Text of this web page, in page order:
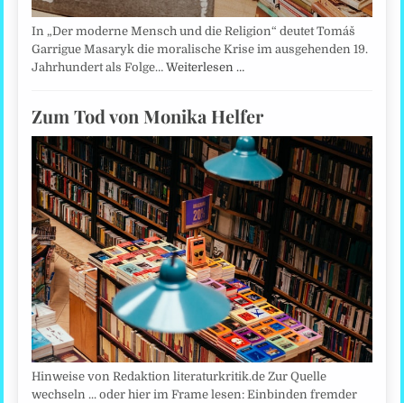
In „Der moderne Mensch und die Religion“ deutet Tomáš
Garrigue Masaryk die moralische Krise im ausgehenden 19.
Jahrhundert als Folge…Weiterlesen …
Zum Tod von Monika Helfer
Hinweise von Redaktion literaturkritik.de Zur Quelle
wechseln ... oder hier im Frame lesen: Einbinden fremder